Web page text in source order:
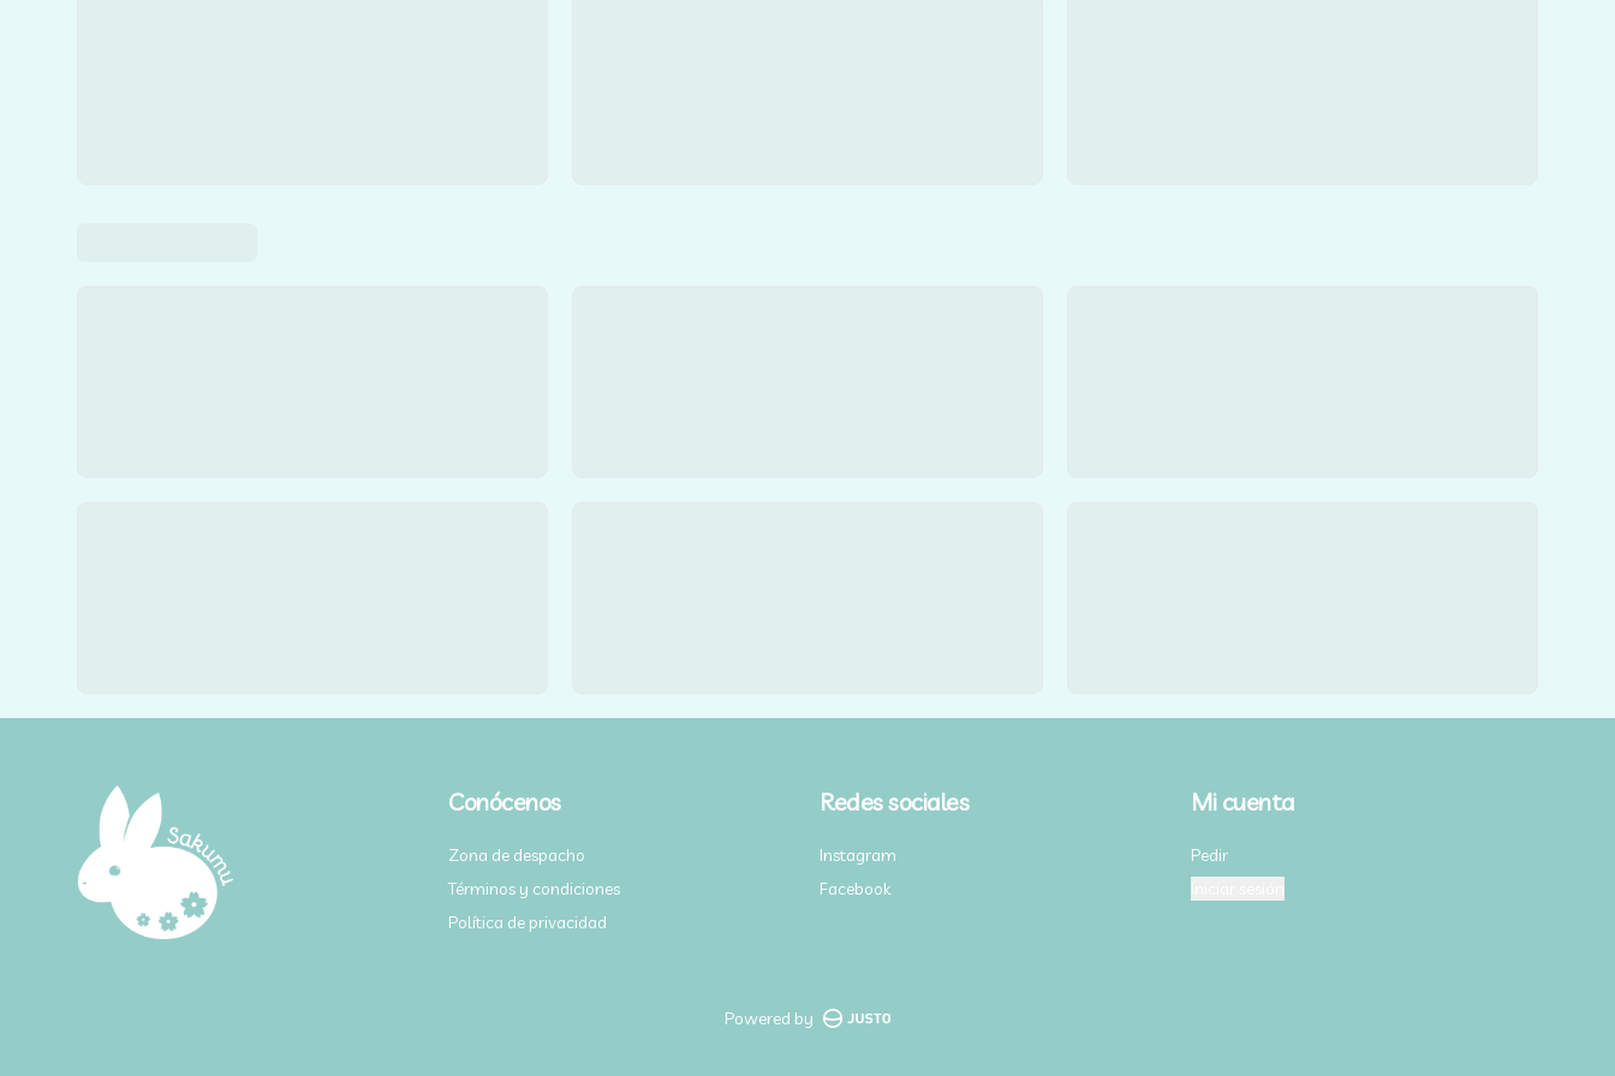
Conócenos
Zona de despacho
Términos y condiciones
Política de privacidad
Redes sociales
Instagram
Facebook
Mi cuenta
Pedir
Powered by